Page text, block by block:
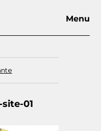
Menu
01